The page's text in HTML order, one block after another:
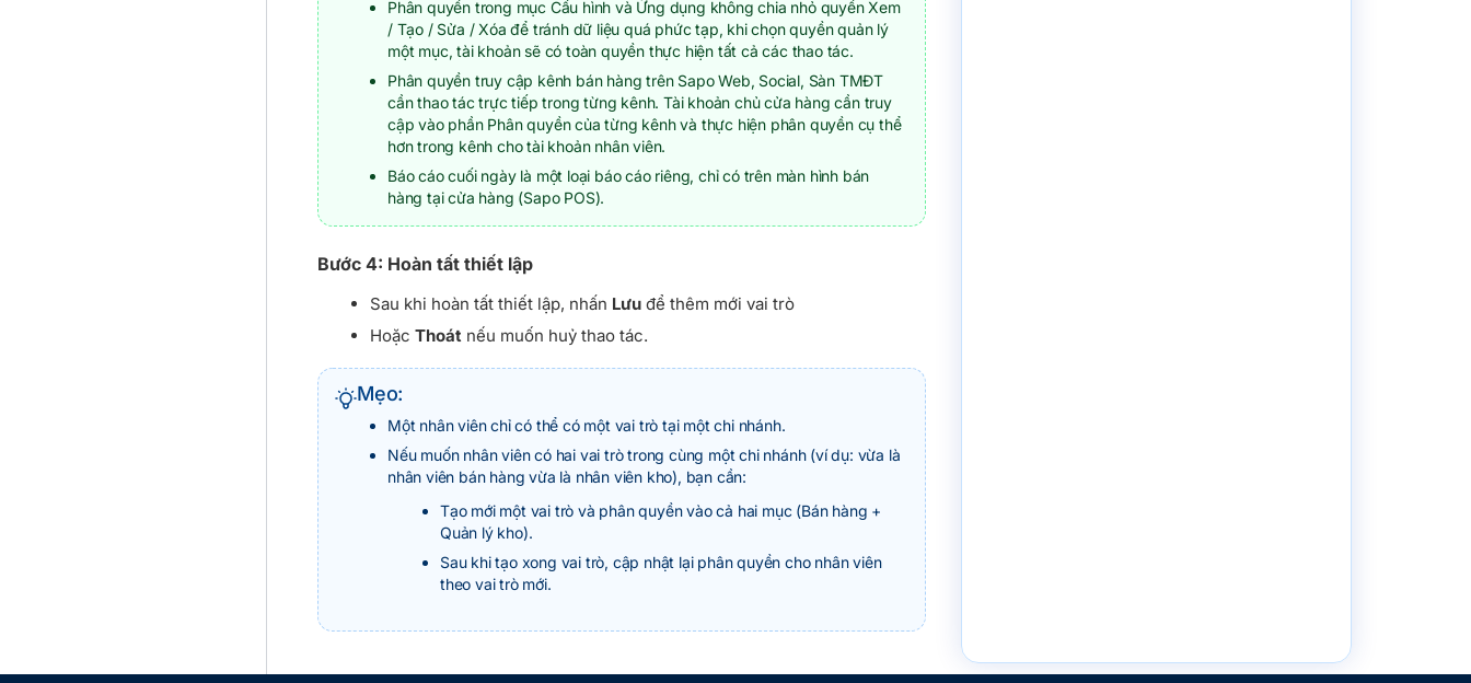
Phân quyền trong mục Cấu hình và Ứng dụng không chia nhỏ quyền Xem
/ Tạo / Sửa / Xóa để tránh dữ liệu quá phức tạp, khi chọn quyền quản lý
một mục, tài khoản sẽ có toàn quyền thực hiện tất cả các thao tác.
Phân quyền truy cập kênh bán hàng trên Sapo Web, Social, Sàn TMĐT
cần thao tác trực tiếp trong từng kênh. Tài khoản chủ cửa hàng cần truy
cập vào phần Phân quyền của từng kênh và thực hiện phân quyền cụ thể
hơn trong kênh cho tài khoản nhân viên.
Báo cáo cuối ngày là một loại báo cáo riêng, chỉ có trên màn hình bán
hàng tại cửa hàng (Sapo POS).
Bước 4: Hoàn tất thiết lập
Sau khi hoàn tất thiết lập, nhấn Lưu để thêm mới vai trò
Hoặc Thoát nếu muốn huỷ thao tác.
Mẹo:
Một nhân viên chỉ có thể có một vai trò tại một chi nhánh.
Nếu muốn nhân viên có hai vai trò trong cùng một chi nhánh (ví dụ: vừa là
nhân viên bán hàng vừa là nhân viên kho), bạn cần:
Tạo mới một vai trò và phân quyền vào cả hai mục (Bán hàng +
Quản lý kho).
Sau khi tạo xong vai trò, cập nhật lại phân quyền cho nhân viên
theo vai trò mới.